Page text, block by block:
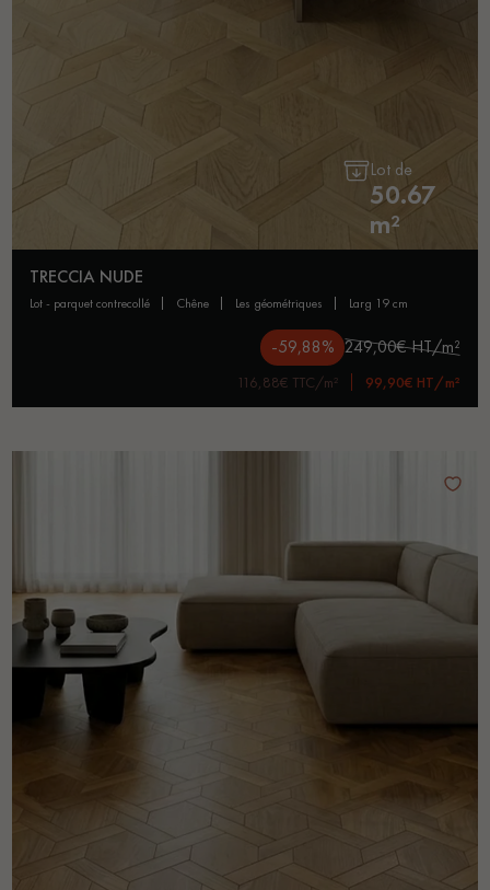
Lot de
50.67
m²
TRECCIA NUDE
lot - parquet contrecollé chêne les géométriques larg 19 cm
-59,88% 249,00€ HT/m²
116,88€ TTC/m² 99,90€ HT/m²